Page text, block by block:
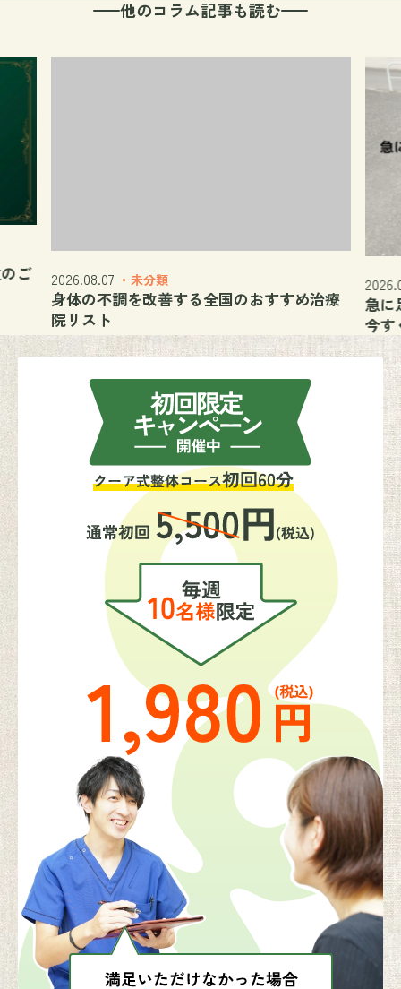
他のコラム記事も読む
ご 2026.08.07 ・未分類
身体の不調を改善する全国のおすすめ治療
院リスト
急に
今す